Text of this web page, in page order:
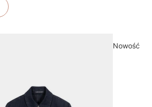
Nowość